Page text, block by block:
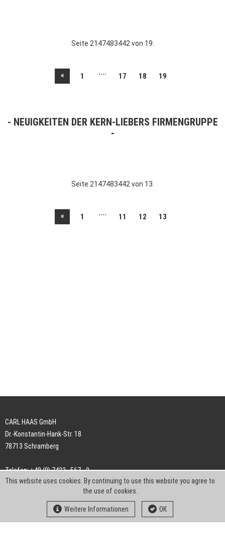
Seite 2147483442 von 19.
« 1 .... 17 18 19
NEUIGKEITEN DER KERN-LIEBERS FIRMENGRUPPE
Seite 2147483442 von 13.
« 1 .... 11 12 13
CARL HAAS GmbH
Dr.-Konstantin-Hank-Str. 18
78713 Schramberg
Telefon: +49 (0) 7422 . 567 - 0
Telefax: +49 (0) 7422 . 567 - 239
info-ch@kern-liebers.com
This website uses cookies. By continuing to use this website you agree to
the use of cookies.
Weitere Informationen OK